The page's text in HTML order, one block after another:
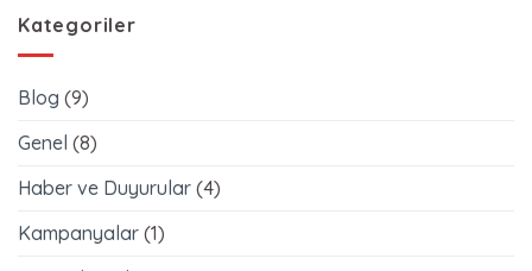
Kategoriler
Blog (9)
Genel (8)
Haber ve Duyurular (4)
Kampanyalar (1)